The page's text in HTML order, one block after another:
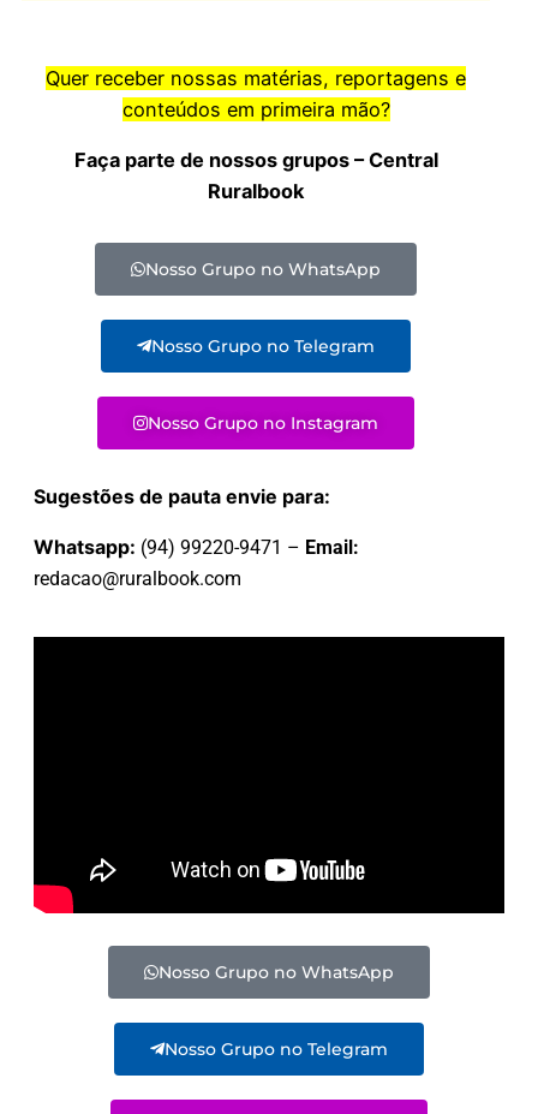
Quer receber nossas matérias, reportagens e
conteúdos em primeira mão?
Faça parte de nossos grupos – Central
Ruralbook
Nosso Grupo no WhatsApp
Nosso Grupo no Telegram
Nosso Grupo no Instagram
Sugestões de pauta envie para:
Whatsapp: (94) 99220-9471 – Email:
redacao@ruralbook.com
Nosso Grupo no WhatsApp
Nosso Grupo no Telegram